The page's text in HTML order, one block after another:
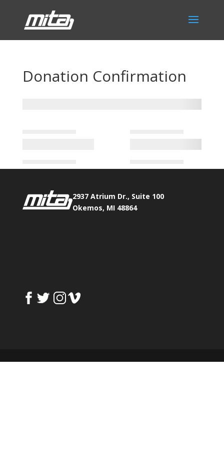
Donation Confirmation
2937 Atrium Dr., Suite 100
Okemos, MI 48864